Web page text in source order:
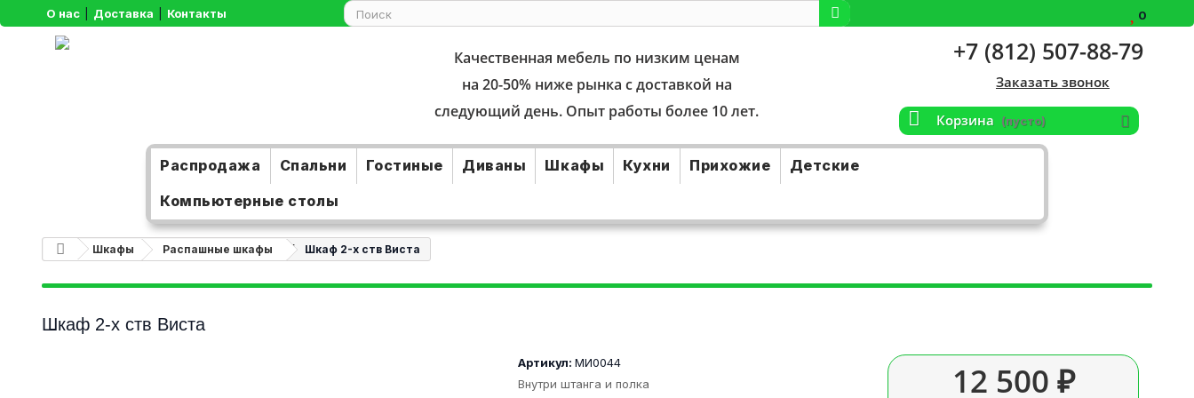
О нас Доставка Контакты 0
Качественная мебель по низким ценам
на 20-50% ниже рынка с доставкой на
следующий день. Опыт работы более 10 лет.
+7 (812) 507-88-79
Заказать звонок
Корзина (пусто)
Распродажа Спальни Гостиные Диваны Шкафы Кухни Прихожие
Детские
Компьютерные столы
Шкафы Распашные шкафы Шкаф 2-х ств Виста
Шкаф 2-х ств Виста
Артикул: МИ0044
Внутри штанга и полка
12 500 ₽